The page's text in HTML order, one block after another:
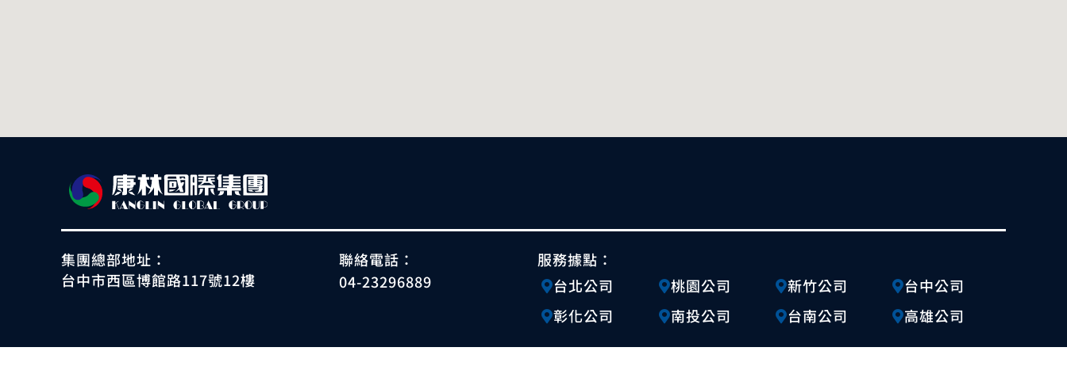
集團總部地址：
台中市西區博館路117號12樓
聯絡電話：
04-23296889
服務據點：
台北公司
桃園公司 新竹公司
台中公司
彰化公司
南投公司 台南公司 高雄公司